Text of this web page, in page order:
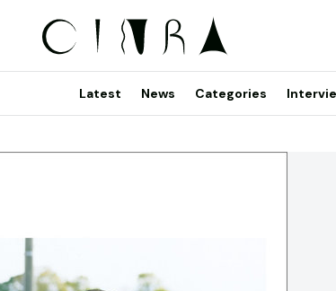
Latest News Categories